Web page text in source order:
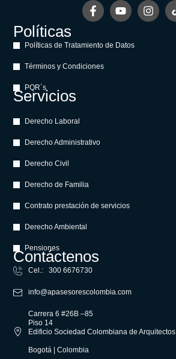
Políticas
Políticas de Tratamiento de Datos
Términos y Condiciones
PQR´s
Servicios
Derecho Laboral
Derecho Administrativo
Derecho Civil
Derecho de Familia
Contrato prestación de servicios
Derecho Ambiental
Pensiones
Contáctenos
Cel.: 300 6676730
info@apasesorescolombia.com
Carrera 6 #26B –85
Piso 14
Edificio Sociedad Colombiana de Arquitectos
Bogotá | Colombia